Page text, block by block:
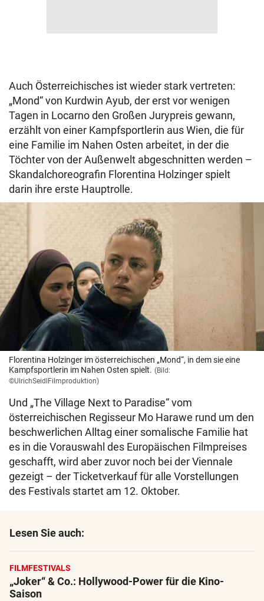
Auch Österreichisches ist wieder stark vertreten:
„Mond“ von Kurdwin Ayub, der erst vor wenigen
Tagen in Locarno den Großen Jurypreis gewann,
erzählt von einer Kampfsportlerin aus Wien, die für
eine Familie im Nahen Osten arbeitet, in der die
Töchter von der Außenwelt abgeschnitten werden –
Skandalchoreografin Florentina Holzinger spielt
darin ihre erste Hauptrolle.
Florentina Holzinger im österreichischen „Mond“, in dem sie eine
Kampfsportlerin im Nahen Osten spielt. (Bild:
©UlrichSeidlFilmproduktion)
Und „The Village Next to Paradise“ vom
österreichischen Regisseur Mo Harawe rund um den
beschwerlichen Alltag einer somalische Familie hat
es in die Vorauswahl des Europäischen Filmpreises
geschafft, wird aber zuvor noch bei der Viennale
gezeigt – der Ticketverkauf für alle Vorstellungen
des Festivals startet am 12. Oktober.
Lesen Sie auch:
FILMFESTIVALS
„Joker“ & Co.: Hollywood-Power für die Kino-
Saison